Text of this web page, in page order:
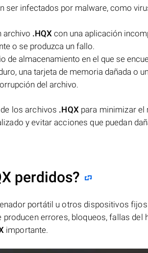
ser infectados por malware, como
archivo .HQX con una aplicación
o se produzca un fallo.
de almacenamiento en el que se
una tarjeta de memoria dañada o
del archivo.
los archivos .HQXpara minimizar el
y evitar acciones que puedan
perdidos?
portátil u otros dispositivos
errores, bloqueos, fallas del
importante.